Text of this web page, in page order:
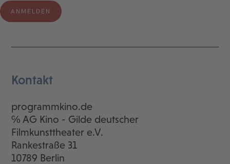
Kontakt
programmkino.de
℅ AG Kino - Gilde deutscher
Filmkunsttheater e.V.
Rankestraße 31
10789 Berlin